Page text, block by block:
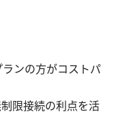
ンの方がコストパ
制限接続の利点を活